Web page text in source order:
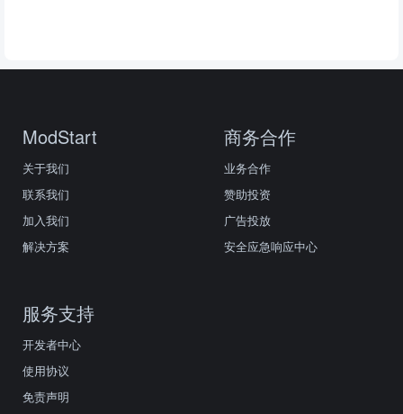
ModStart
关于我们
联系我们
加入我们
解决方案
商务合作
业务合作
赞助投资
广告投放
安全应急响应中心
服务支持
开发者中心
使用协议
免责声明